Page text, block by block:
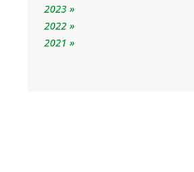
2023
2022
2021